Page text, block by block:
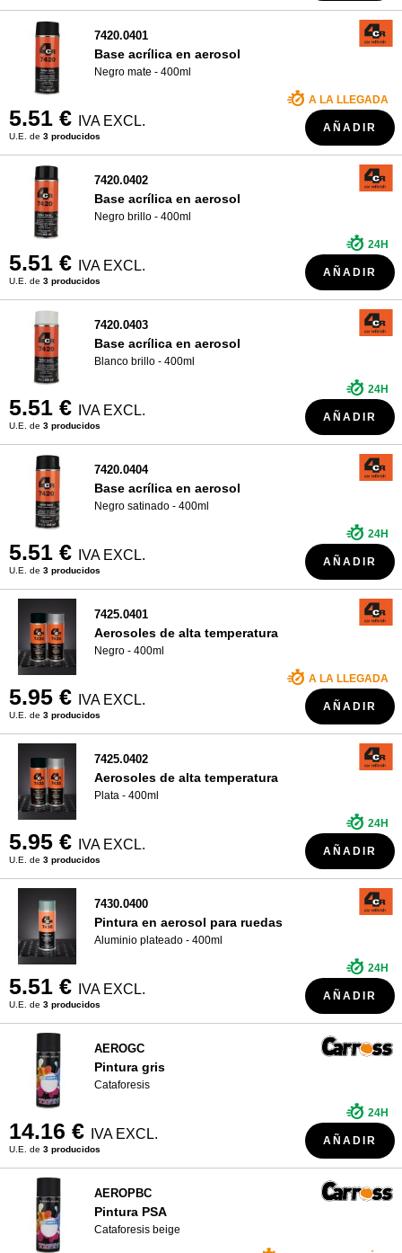
7420.0401
Base acrílica en aerosol
Negro mate - 400ml
5.51 € IVA EXCL.
U.E. de 3 producidos
A LA LLEGADA
AÑADIR
7420.0402
Base acrílica en aerosol
Negro brillo - 400ml
5.51 € IVA EXCL.
U.E. de 3 producidos
24H
AÑADIR
7420.0403
Base acrílica en aerosol
Blanco brillo - 400ml
5.51 € IVA EXCL.
U.E. de 3 producidos
24H
AÑADIR
7420.0404
Base acrílica en aerosol
Negro satinado - 400ml
5.51 € IVA EXCL.
U.E. de 3 producidos
24H
AÑADIR
7425.0401
Aerosoles de alta temperatura
Negro - 400ml
5.95 € IVA EXCL.
U.E. de 3 producidos
A LA LLEGADA
AÑADIR
7425.0402
Aerosoles de alta temperatura
Plata - 400ml
5.95 € IVA EXCL.
U.E. de 3 producidos
24H
AÑADIR
7430.0400
Pintura en aerosol para ruedas
Aluminio plateado - 400ml
5.51 € IVA EXCL.
U.E. de 3 producidos
24H
AÑADIR
AEROGC
Pintura gris
Cataforesis
14.16 € IVA EXCL.
U.E. de 3 producidos
24H
AÑADIR
AEROPBC
Pintura PSA
Cataforesis beige